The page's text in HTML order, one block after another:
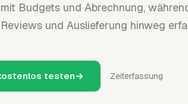
Budgets und Abrechnung,
und Auslieferung hinweg
testen Zeiterfassung